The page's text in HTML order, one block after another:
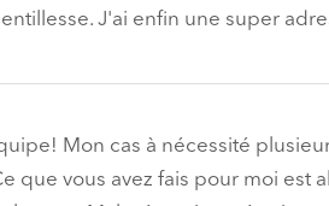
J'ai enfin une super
Mon cas à nécessité
que vous avez fais pour moi est